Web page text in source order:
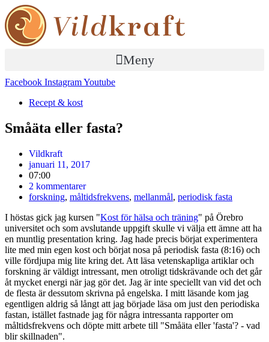
Meny
Facebook InstagramYoutube
Recept & kost
Småäta eller fasta?
Vildkraft
januari 11, 2017
07:00
2 kommentarer
forskning, måltidsfrekvens, mellanmål, periodisk fasta
I höstas gick jag kursen "Kost för hälsa och träning" på Örebro
universitet och som avslutande uppgift skulle vi välja ett ämne att ha
en muntlig presentation kring. Jag hade precis börjat experimentera
lite med min egen kost och börjat nosa på periodisk fasta (8:16) och
ville fördjupa mig lite kring det. Att läsa vetenskapliga artiklar och
forskning är väldigt intressant, men otroligt tidskrävande och det går
åt mycket energi när jag gör det. Jag är inte speciellt van vid det och
de flesta är dessutom skrivna på engelska. I mitt läsande kom jag
egentligen aldrig så långt att jag började läsa om just den periodiska
fastan, istället fastnade jag för några intressanta rapporter om
måltidsfrekvens och döpte mitt arbete till "Småäta eller 'fasta'? - vad
blir skillnaden".